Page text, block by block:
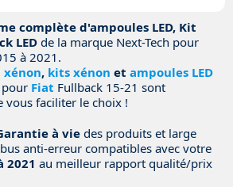
complète d'ampoules LED, Kit
LED de la marque Next-Tech pour
à 2021.
, kits xénon et ampoules LED
pour Fiat Fullback 15-21 sont
vous faciliter le choix !
à viedes produits et large
anti-erreur compatibles avec votre
2021 au meilleur rapport qualité/prix